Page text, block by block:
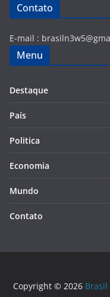
Contato
E-mail :
Menu
Destaque
País
Politica
Economia
Mundo
Contato
Copyright © 2026 Brasil